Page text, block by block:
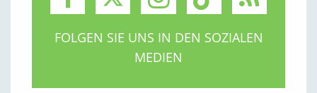
FOLGEN SIE UNS IN DEN SOZIALEN
MEDIEN